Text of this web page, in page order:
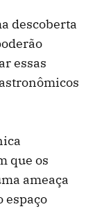
descoberta
essas
que os
ameaça
espaço